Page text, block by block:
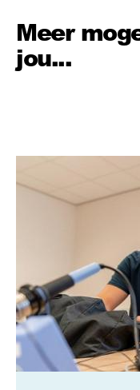
Meer
jou...